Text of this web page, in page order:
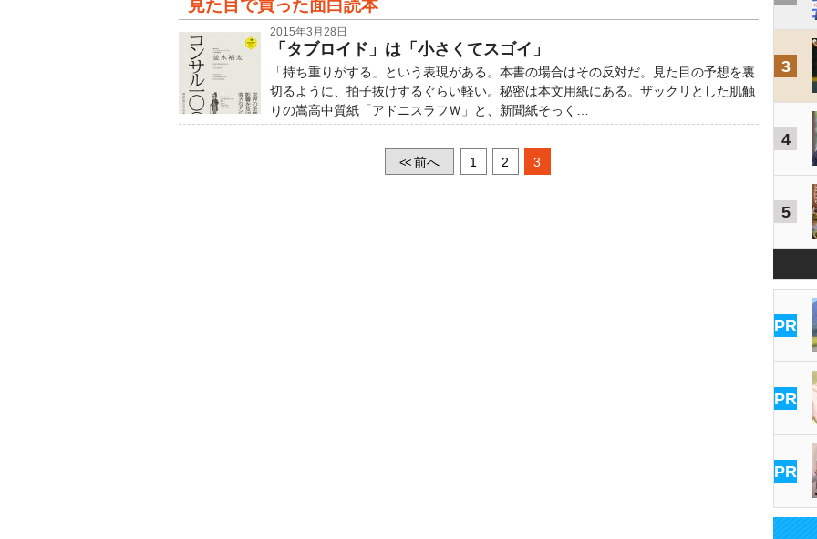
見た目で買った面白読本
2015年3月28日
「タブロイド」は「小さくてスゴイ」
「持ち重りがする」という表現がある。本書の場合はその反対だ。見た目の予想を裏
切るように、拍子抜けするぐらい軽い。秘密は本文用紙にある。ザックリとした肌触
りの嵩高中質紙「アドニスラフＷ」と、新聞紙そっく…
<<前へ 1 2 3
3
4
5
PR
PR
PR